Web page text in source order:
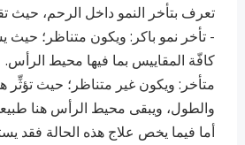
تعرف بتأخر النمو داخل الرحم،
- تأخر نمو باكر: ويكون متناظر؛ حيث
كافّة المقاييس بما فيها محيط الرأس.
متأخر: ويكون غير متناظر؛ حيث تؤثِّر
والطول، ويبقى محيط الرأس هنا
أما فيما يخص علاج هذه الحالة فقد